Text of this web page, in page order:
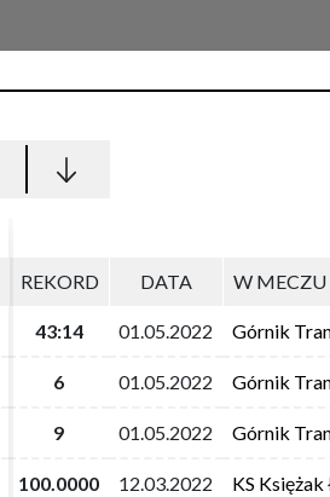
REKORD DATA W MECZU
43:14 01.05.2022 Górnik
6 01.05.2022 Górnik
9 01.05.2022 Górnik
100.0000 12.03.2022 KS
REKORD DATA W MECZU
43:14 01.05.2022 Górnik
6 01.05.2022 Górnik
9 01.05.2022 Górnik
100.0000 12.03.2022 KS